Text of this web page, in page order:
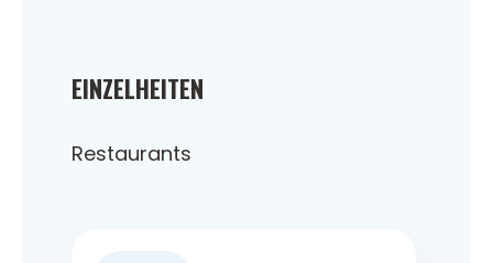
EINZELHEITEN
Restaurants